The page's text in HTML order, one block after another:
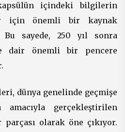
içindeki bilgilerin
için önemli bir kaynak
Bu sayede, 250 yıl sonra
dair önemli bir pencere
dünya genelinde geçmişe
gerçekleştirilen
olarak öne çıkıyor.